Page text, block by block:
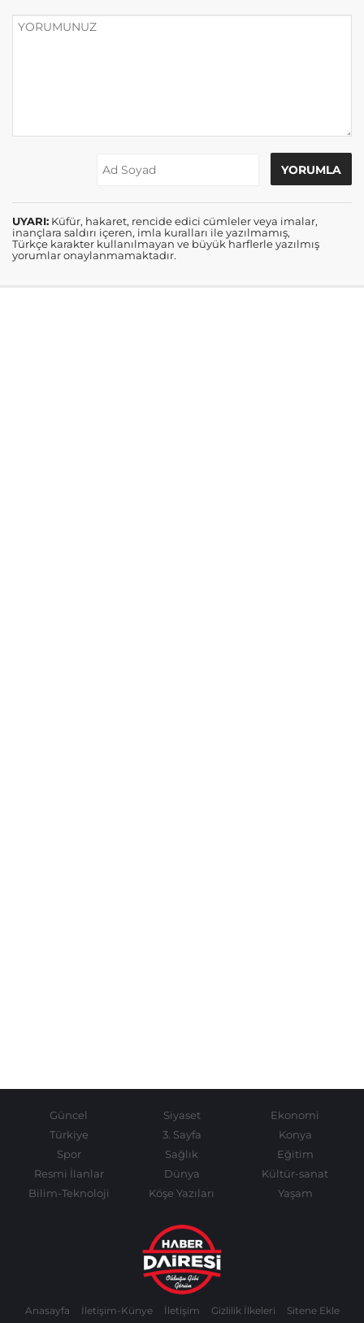
UYARI: Küfür, hakaret, rencide edici cümleler veya imalar,
inançlara saldırı içeren, imla kuralları ile yazılmamış,
Türkçe karakter kullanılmayan ve büyük harflerle yazılmış
yorumlar onaylanmamaktadır.
Güncel Siyaset
Ekonomi
Türkiye
3. Sayfa
Konya
Spor
Sağlık
Eğitim
Resmi İlanlar
Dünya
Kültür-sanat
Bilim-Teknoloji
Köşe Yazıları Yaşam
Anasayfa İletişim-Künye İletişim Gizlilik İlkeleri Sitene Ekle